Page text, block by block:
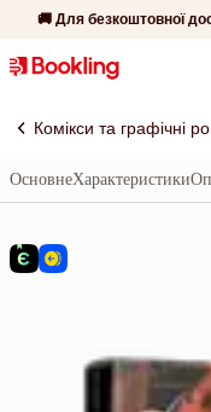
🚚 Для безкоштовної
Комікси та графічні
ОсновнеХарактеристики